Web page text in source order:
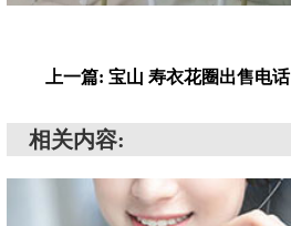
上一篇: 宝山 寿衣花圈出售电话
相关内容: